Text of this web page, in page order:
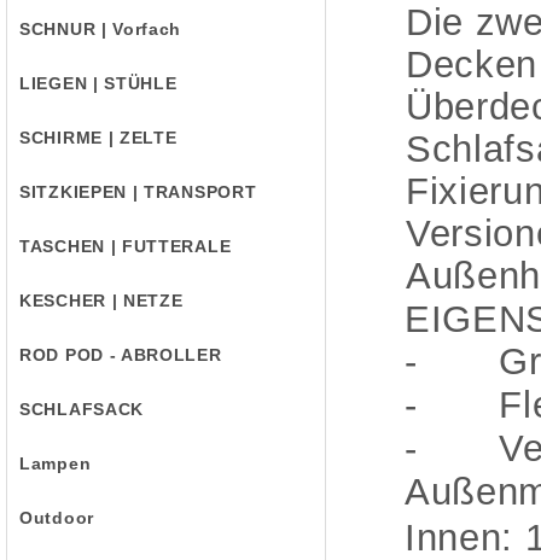
SCHNUR | Vorfach
LIEGEN | STÜHLE
SCHIRME | ZELTE
SITZKIEPEN | TRANSPORT
TASCHEN | FUTTERALE
KESCHER | NETZE
ROD POD - ABROLLER
SCHLAFSACK
Lampen
Outdoor
Die
-
-
-
Innen: